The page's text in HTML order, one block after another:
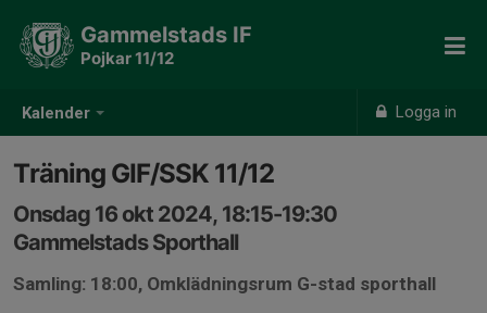
Kalender Logga in
Gammelstads IF
Pojkar 11/12
Träning GIF/SSK 11/12
Onsdag 16 okt 2024, 18:15-19:30
Gammelstads Sporthall
Samling: 18:00, Omklädningsrum G-stad sporthall